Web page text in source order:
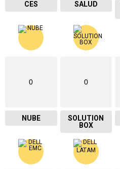
CES SALUD
0
NUBE
0
SOLUTION
BOX